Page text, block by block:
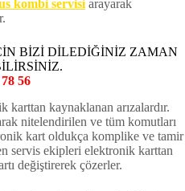
kombi servisi arayarak
BİZİ DİLEDİĞİNİZ ZAMAN
56
karttan kaynaklanan arızalardır.
nitelendirilen ve tüm komutları
kart oldukça komplike ve tamir
servis ekipleri elektronik karttan
değiştirerek çözerler.